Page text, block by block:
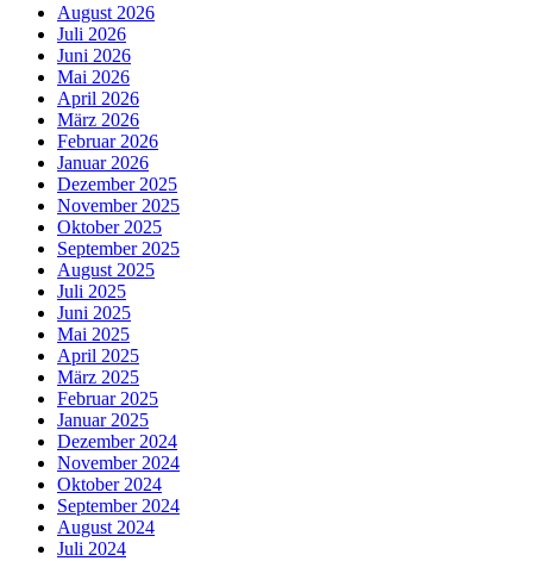
August 2026
Juli 2026
Juni 2026
Mai 2026
April 2026
März 2026
Februar 2026
Januar 2026
Dezember 2025
November 2025
Oktober 2025
September 2025
August 2025
Juli 2025
Juni 2025
Mai 2025
April 2025
März 2025
Februar 2025
Januar 2025
Dezember 2024
November 2024
Oktober 2024
September 2024
August 2024
Juli 2024